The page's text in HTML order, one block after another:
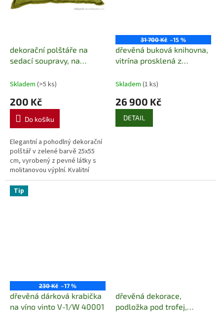
dekorační polštáře na
sedací soupravy, na
zelená Harmonia
Skladem (>5 ks)
200 Kč
Do košíku
Elegantní a pohodlný dekorační
polštář v zelené barvě 25x55
cm, vyrobený z pevné látky s
molitanovou výplní. Kvalitní
český výrobek s jednoduchou
údržbou.
31 700 Kč –15 %
dřevěná buková knihovna,
vitrína prosklená z
KW402 pacyg
Skladem (1 ks)
26 900 Kč
DETAIL
Tip
230 Kč –17 %
dřevěná dárková krabička
na víno vinto V-1/W 40001
dřevěná dekorace,
podložka pod trofej,